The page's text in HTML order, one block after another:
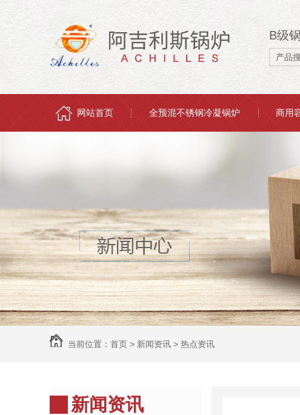
B级
网站首页 全预混不锈钢冷凝锅炉 商用
当前位置： 首页 > 新闻资讯 > 热点资讯
新闻资讯